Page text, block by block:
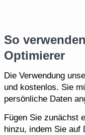
So
Optimierer
Die Verwendung
und kostenlos. Sie
persönliche Daten
Fügen Sie zunächst
hinzu, indem Sie auf